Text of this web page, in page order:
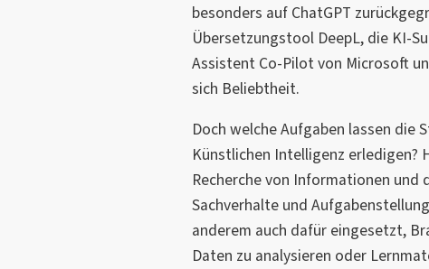
besonders auf ChatGPT
Übersetzungstool DeepL, die KI-
Assistent Co-Pilot von Microsoft
sich Beliebtheit.
Doch welche Aufgaben lassen die
Künstlichen Intelligenz erledigen?
Recherche von Informationen und
Sachverhalte und
anderem auch dafür eingesetzt,
Daten zu analysieren oder